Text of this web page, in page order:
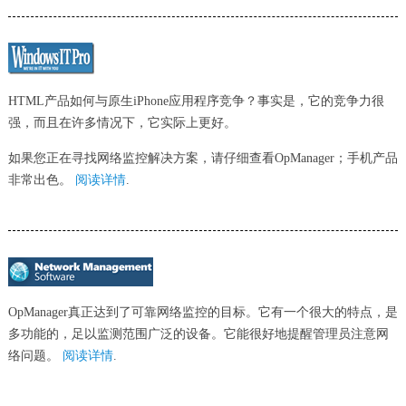
HTML产品如何与原生iPhone应用程序竞争？事实是，它的竞争力很
强，而且在许多情况下，它实际上更好。
如果您正在寻找网络监控解决方案，请仔细查看OpManager；手机产品
非常出色。 阅读详情.
OpManager真正达到了可靠网络监控的目标。它有一个很大的特点，是
多功能的，足以监测范围广泛的设备。它能很好地提醒管理员注意网
络问题。 阅读详情.